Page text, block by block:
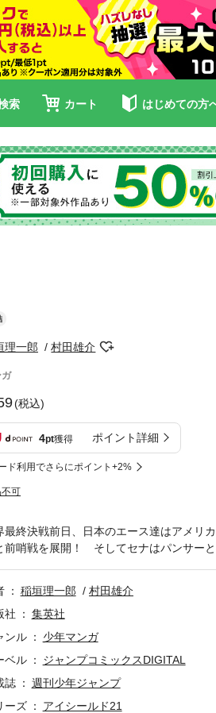
索 カート はじめての方
理一郎 村田雄介
ガ
(税込)
4pt獲得 ポイント詳細
ド利用でさらにポイント+2%
可
最終決戦前日、日本のエース達はアメリ
前哨戦を展開！ そしてセナはパンサー
稲垣理一郎
村田雄介
社
集英社
ンル
少年マンガ
ベル
ジャンプコミックスDIGITAL
誌
週刊少年ジャンプ
ーズ
アイシールド21